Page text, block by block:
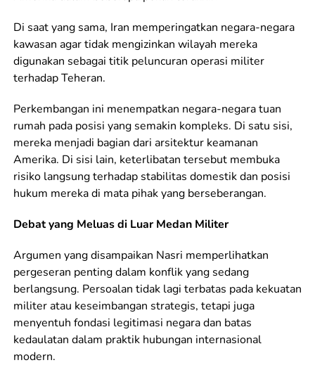
Di saat yang sama, Iran memperingatkan negara-negara
kawasan agar tidak mengizinkan wilayah mereka
digunakan sebagai titik peluncuran operasi militer
terhadap Teheran.
Perkembangan ini menempatkan negara-negara tuan
rumah pada posisi yang semakin kompleks. Di satu sisi,
mereka menjadi bagian dari arsitektur keamanan
Amerika. Di sisi lain, keterlibatan tersebut membuka
risiko langsung terhadap stabilitas domestik dan posisi
hukum mereka di mata pihak yang berseberangan.
Debat yang Meluas di Luar Medan Militer
Argumen yang disampaikan Nasri memperlihatkan
pergeseran penting dalam konflik yang sedang
berlangsung. Persoalan tidak lagi terbatas pada kekuatan
militer atau keseimbangan strategis, tetapi juga
menyentuh fondasi legitimasi negara dan batas
kedaulatan dalam praktik hubungan internasional
modern.